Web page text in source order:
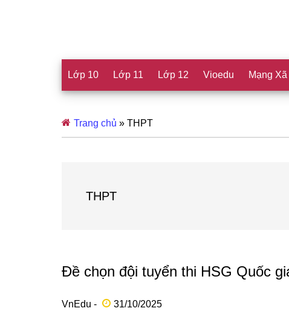
Lớp 10 Lớp 11 Lớp 12 Vioedu Mạng
Trang chủ » THPT
THPT
Đề chọn đội tuyển thi HSG Quốc
VnEdu - 31/10/2025